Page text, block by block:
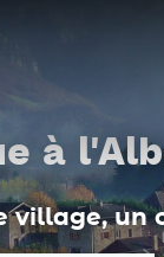
à
village, un